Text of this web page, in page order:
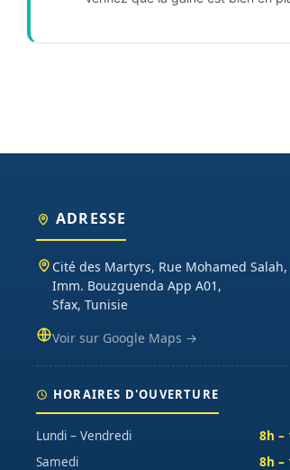
ADRESSE
Cité des Martyrs, Rue Mohamed Salah,
Imm. Bouzguenda App A01,
Sfax, Tunisie
Voir sur Google Maps →
HORAIRES D'OUVERTURE
Lundi – Vendredi
8h –
Samedi
8h –